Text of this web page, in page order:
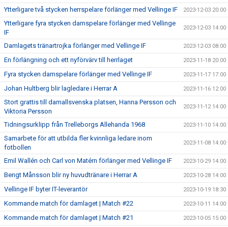
Ytterligare två stycken herrspelare förlänger med Vellinge IF 2023-12-03 20:00
Ytterligare fyra stycken damspelare förlänger med Vellinge
IF
2023-12-03 14:00
Damlagets tränartrojka förlänger med Vellinge IF 2023-12-03 08:00
En förlängning och ett nyförvärv till herrlaget 2023-11-18 20:00
Fyra stycken damspelare förlänger med Vellinge IF 2023-11-17 17:00
Johan Hultberg blir lagledare i Herrar A 2023-11-16 12:00
Stort grattis till damallsvenska platsen, Hanna Persson och
Viktoria Persson
2023-11-12 14:00
Tidningsurklipp från Trelleborgs Allehanda 1968 2023-11-10 14:00
Samarbete för att utbilda fler kvinnliga ledare inom
fotbollen
2023-11-08 14:00
Emil Wallén och Carl von Matérn förlänger med Vellinge IF 2023-10-29 14:00
Bengt Månsson blir ny huvudtränare i Herrar A 2023-10-28 14:00
Vellinge IF byter IT-leverantör 2023-10-19 18:30
Kommande match för damlaget | Match #22 2023-10-11 14:00
Kommande match för damlaget | Match #21 2023-10-05 15:00